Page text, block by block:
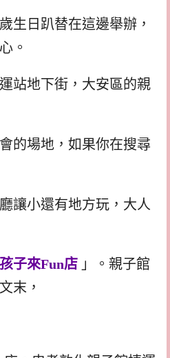
生日趴替在這邊舉辦，
。
站地下街，大安區的親
的場地，如果你在搜尋
讓小還有地方玩，大人
孩子來Fun店 」。親子館
末，